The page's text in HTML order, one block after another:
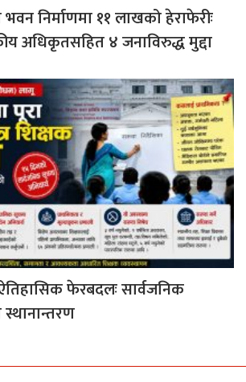
निर्माणमा ११ लाखको हेराफेरीः
अधिकृतसहित ४ जनाविरुद्ध मुद्दा
फेरबदलः सार्वजनिक
स्थानान्तरण